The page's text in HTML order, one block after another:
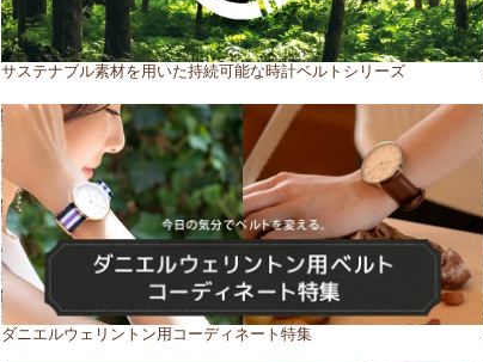
サステナブル素材を用いた持続可能な時計ベルトシリーズ
ダニエルウェリントン用コーディネート特集